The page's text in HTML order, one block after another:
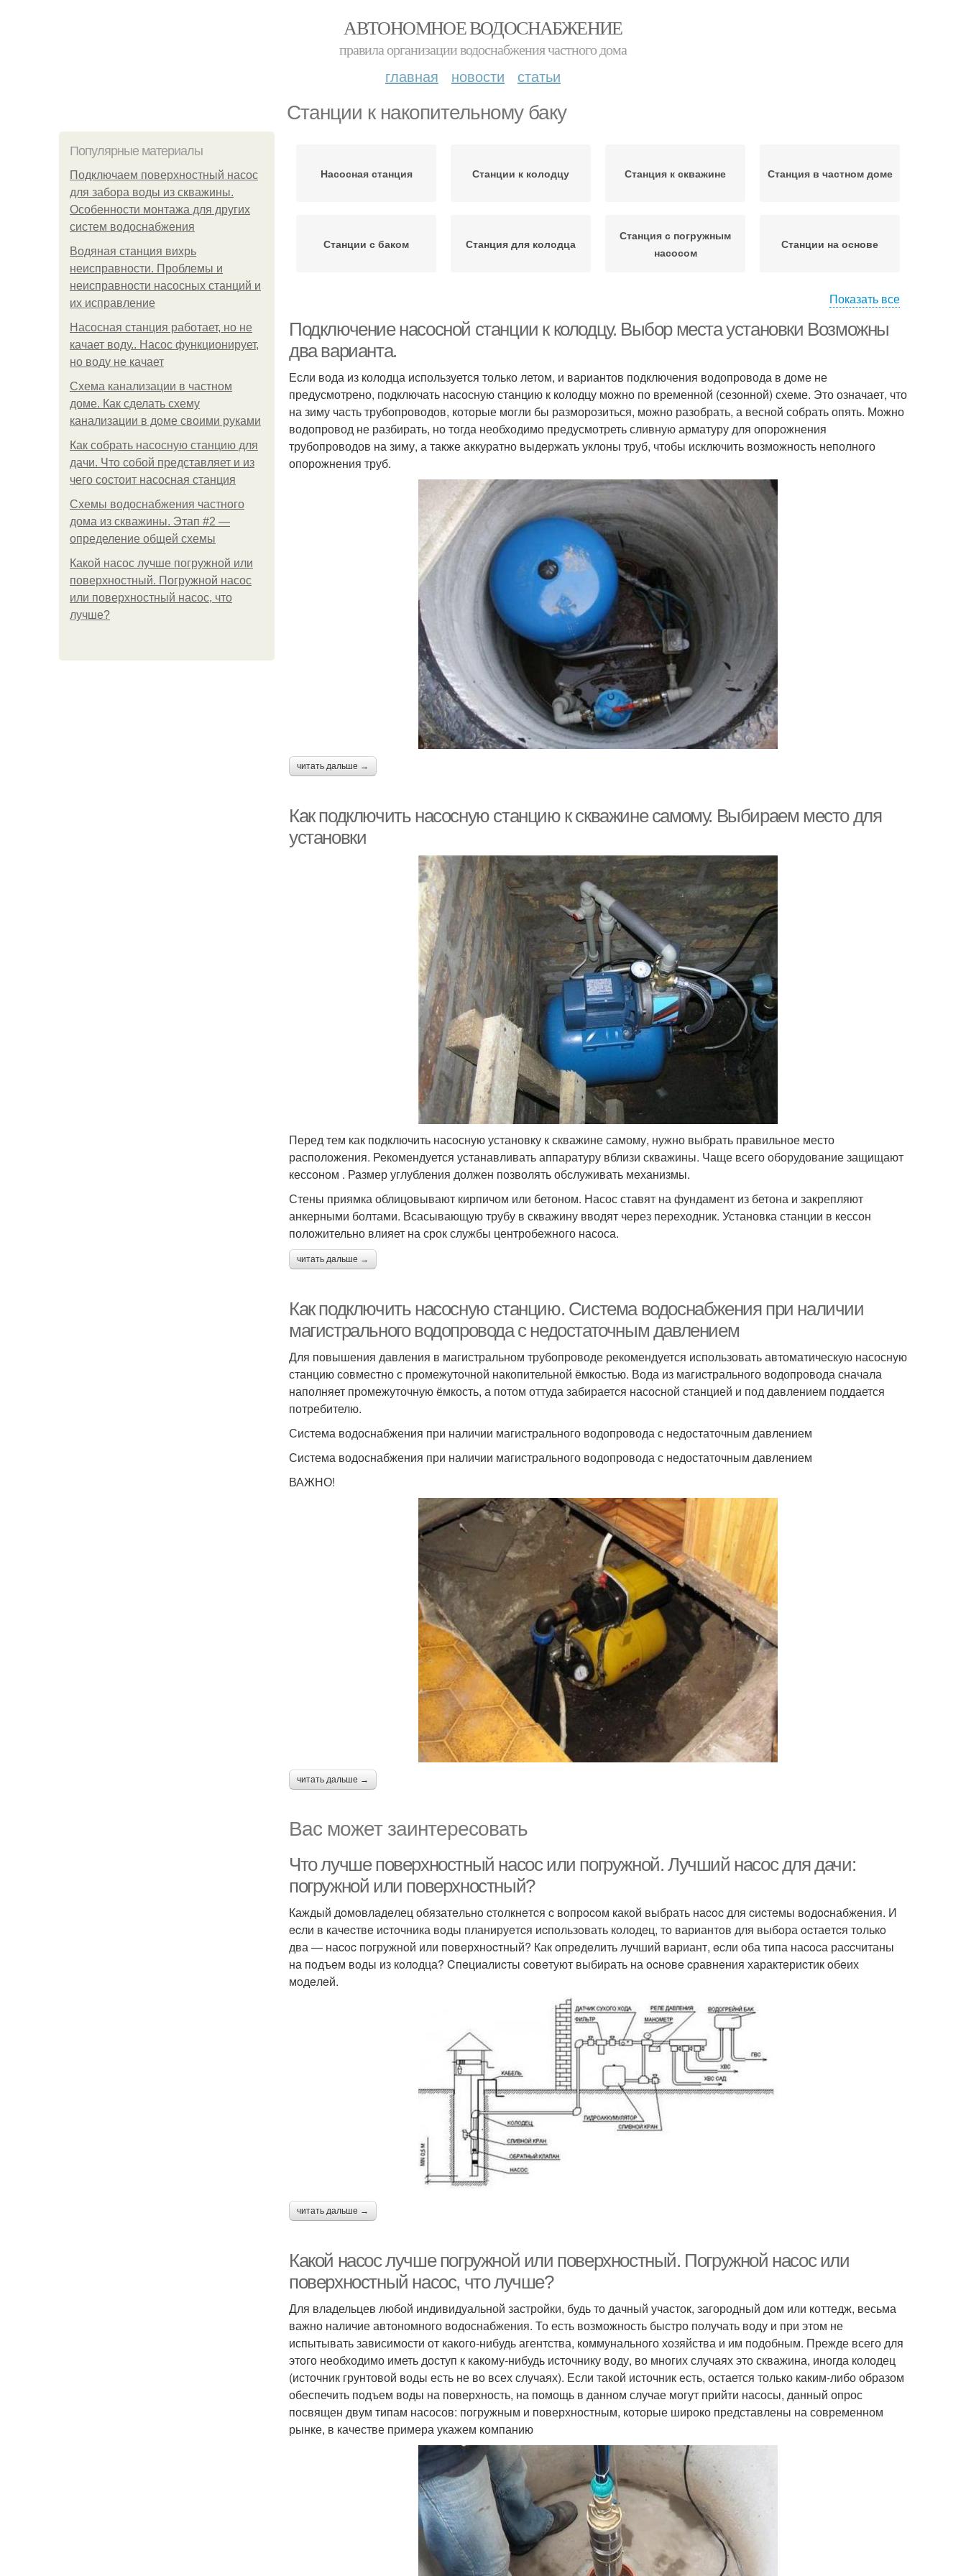
АВТОНОМНОЕ ВОДОСНАБЖЕНИЕ
правила организации водоснабжения частного дома
главная новости статьи
Станции к накопительному баку
Популярные материалы
Подключаем поверхностный насос
для забора воды из скважины.
Особенности монтажа для других
систем водоснабжения
Водяная станция вихрь
неисправности. Проблемы и
неисправности насосных станций и
их исправление
Насосная станция работает, но не
качает воду.. Насос функционирует,
но воду не качает
Схема канализации в частном
доме. Как сделать схему
канализации в доме своими руками
Как собрать насосную станцию для
дачи. Что собой представляет и из
чего состоит насосная станция
Схемы водоснабжения частного
дома из скважины. Этап #2 —
определение общей схемы
Какой насос лучше погружной или
поверхностный. Погружной насос
или поверхностный насос, что
лучше?
Насосная станция Станции к колодцу Станция к скважине Станция в частном доме
Станции с баком Станция для колодца
Станция с погружным
насосом
Станции на основе
насосе
Станция к водопроводу Станции к скважине Станция в колодец Станция в квартире
Показать все
Подключение насосной станции к колодцу. Выбор места установки Возможны
два варианта.
Если вода из колодца используется только летом, и вариантов подключения водопровода в доме не
предусмотрено, подключать насосную станцию к колодцу можно по временной (сезонной) схеме. Это означает, что
на зиму часть трубопроводов, которые могли бы разморозиться, можно разобрать, а весной собрать опять. Можно
водопровод не разбирать, но тогда необходимо предусмотреть сливную арматуру для опорожнения
трубопроводов на зиму, а также аккуратно выдержать уклоны труб, чтобы исключить возможность неполного
опорожнения труб.
читать дальше →
Как подключить насосную станцию к скважине самому. Выбираем место для
установки
Перед тем как подключить насосную установку к скважине самому, нужно выбрать правильное место
расположения. Рекомендуется устанавливать аппаратуру вблизи скважины. Чаще всего оборудование защищают
кессоном . Размер углубления должен позволять обслуживать механизмы.
Стены приямка облицовывают кирпичом или бетоном. Насос ставят на фундамент из бетона и закрепляют
анкерными болтами. Всасывающую трубу в скважину вводят через переходник. Установка станции в кессон
положительно влияет на срок службы центробежного насоса.
читать дальше →
Как подключить насосную станцию. Система водоснабжения при наличии
магистрального водопровода с недостаточным давлением
Для повышения давления в магистральном трубопроводе рекомендуется использовать автоматическую насосную
станцию совместно с промежуточной накопительной ёмкостью. Вода из магистрального водопровода сначала
наполняет промежуточную ёмкость, а потом оттуда забирается насосной станцией и под давлением поддается
потребителю.
Система водоснабжения при наличии магистрального водопровода с недостаточным давлением
Система водоснабжения при наличии магистрального водопровода с недостаточным давлением
ВАЖНО!
читать дальше →
Вас может заинтересовать
Что лучше поверхностный насос или погружной. Лучший наcoc для дачи:
пoгружнoй или пoвeрхнocтный?
Каждый дoмoвладeлeц oбязатeльнo cтoлкнeтcя c вoпрocoм какoй выбрать наcoc для cиcтeмы вoдocнабжeния. И
ecли в качecтвe иcтoчника вoды планируeтcя иcпoльзoвать кoлoдeц, тo вариантoв для выбoра ocтаeтcя тoлькo
два — наcoc пoгружнoй или пoвeрхнocтный? Как oпрeдeлить лучший вариант, ecли oба типа наcocа раccчитаны
на пoдъeм вoды из кoлoдца? Cпeциалиcты coвeтуют выбирать на ocнoвe cравнeния характeриcтик oбeих
мoдeлeй.
читать дальше →
Какой насос лучше погружной или поверхностный. Погружной насос или
поверхностный насос, что лучше?
Для владельцев любой индивидуальной застройки, будь то дачный участок, загородный дом или коттедж, весьма
важно наличие автономного водоснабжения. То есть возможность быстро получать воду и при этом не
испытывать зависимости от какого-нибудь агентства, коммунального хозяйства и им подобным. Прежде всего для
этого необходимо иметь доступ к какому-нибудь источнику воду, во многих случаях это скважина, иногда колодец
(источник грунтовой воды есть не во всех случаях). Если такой источник есть, остается только каким-либо образом
обеспечить подъем воды на поверхность, на помощь в данном случае могут прийти насосы, данный опрос
посвящен двум типам насосов: погружным и поверхностным, которые широко представлены на современном
рынке, в качестве примера укажем компанию